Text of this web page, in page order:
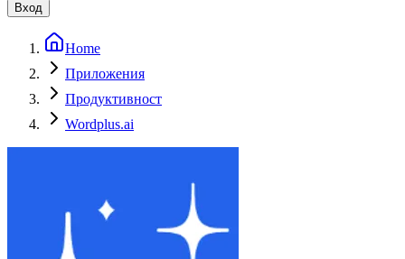
Вход
Home
Приложения
Продуктивност
Wordplus.ai